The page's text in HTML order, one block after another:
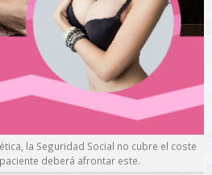
la Seguridad Social no cubre el coste
deberá afrontar este.